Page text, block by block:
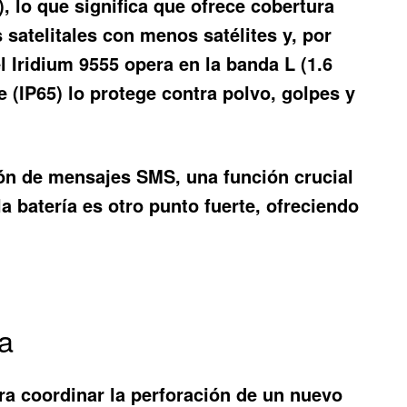
con menos satélites y, por
9555 opera en la banda L (1.6
(IP65) lo protege contra polvo, golpes y
de mensajes SMS, una función crucial
batería es otro punto fuerte, ofreciendo
coordinar la perforación de un nuevo